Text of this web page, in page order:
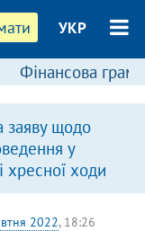
УКР
Фінансова
заяву щодо
у
хресної ходи
2022, 18:26